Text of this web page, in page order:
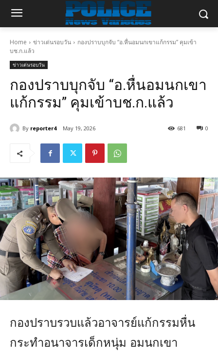
Home ข่าวเด่นรอบวัน
กองปราบบุกจับ “อ.หื่นอมนกเขาแก้กรรม” คุมเข้า
บช.ก.แล้ว
ข่าวเด่นรอบวัน
กองปราบบุกจับ “อ.หื่นอมนกเขา
แก้กรรม” คุมเข้าบช.ก.แล้ว
By reporter4 May 19, 2026 0
681
กองปราบรวบแล้วอาจารย์แก้กรรมหื่น
กระทำอนาจารเด็กหนุ่ม อมนกเขา